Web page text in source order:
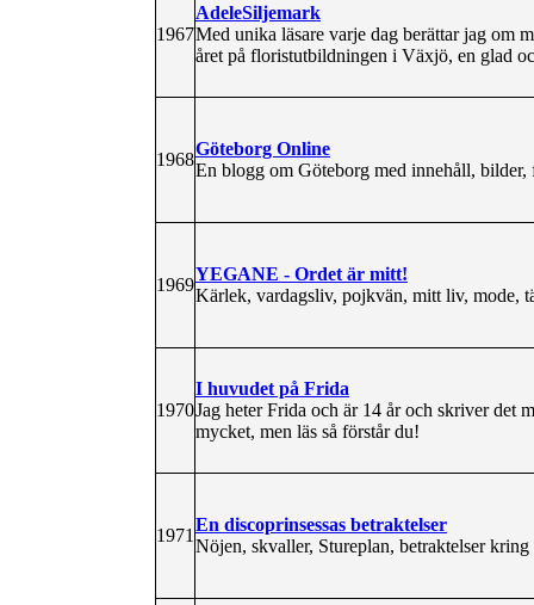
1967
AdeleSiljemark
Med unika läsare varje dag berättar jag om
året på floristutbildningen i Växjö, en glad
1968
Göteborg Online
En blogg om Göteborg med innehåll,
1969
YEGANE - Ordet är mitt!
Kärlek, vardagsliv, pojkvän, mitt liv, mode,
1970
I huvudet på Frida
Jag heter Frida och är 14 år och skriver det
mycket, men läs så förstår du!
1971
En discoprinsessas betraktelser
Nöjen, skvaller, Stureplan, betraktelser